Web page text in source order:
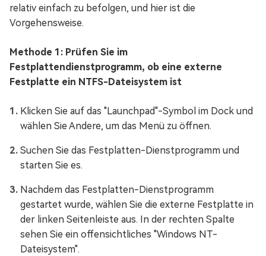
relativ einfach zu befolgen, und hier ist die
Vorgehensweise.
Methode 1: Prüfen Sie im
Festplattendienstprogramm, ob eine externe
Festplatte ein NTFS-Dateisystem ist
Klicken Sie auf das "Launchpad"-Symbol im Dock und
wählen Sie Andere, um das Menü zu öffnen.
Suchen Sie das Festplatten-Dienstprogramm und
starten Sie es.
Nachdem das Festplatten-Dienstprogramm
gestartet wurde, wählen Sie die externe Festplatte in
der linken Seitenleiste aus. In der rechten Spalte
sehen Sie ein offensichtliches "Windows NT-
Dateisystem".